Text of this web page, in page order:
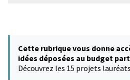
Cette rubrique vous donne
idées déposées au budget
Découvrez les 15 projets lauréats